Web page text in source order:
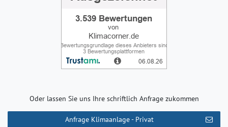
Oder lassen Sie uns Ihre schriftlich Anfrage zukommen
Anfrage Klimaanlage - Privat